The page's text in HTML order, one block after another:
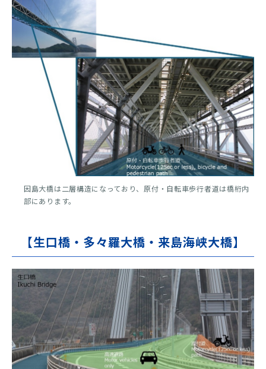
因島大橋は二層構造になっており、原付・自転車歩行者道は橋桁内
部にあります。
【生口橋・多々羅大橋・来島海峡大橋】